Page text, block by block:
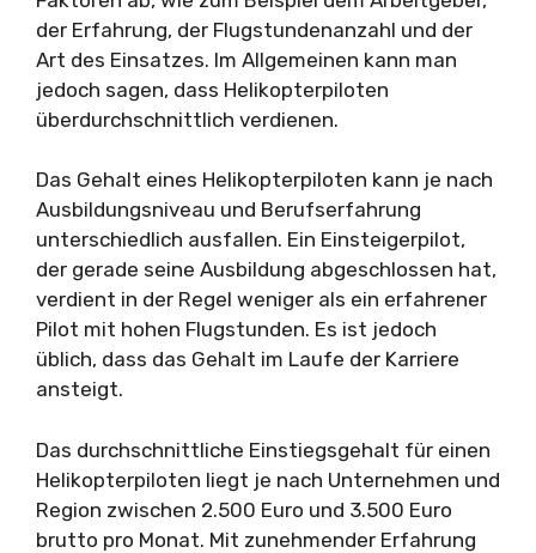
der Erfahrung, der Flugstundenanzahl und der
Art des Einsatzes. Im Allgemeinen kann man
jedoch sagen, dass Helikopterpiloten
überdurchschnittlich verdienen.
Das Gehalt eines Helikopterpiloten kann je nach
Ausbildungsniveau und Berufserfahrung
unterschiedlich ausfallen. Ein Einsteigerpilot,
der gerade seine Ausbildung abgeschlossen hat,
verdient in der Regel weniger als ein erfahrener
Pilot mit hohen Flugstunden. Es ist jedoch
üblich, dass das Gehalt im Laufe der Karriere
ansteigt.
Das durchschnittliche Einstiegsgehalt für einen
Helikopterpiloten liegt je nach Unternehmen und
Region zwischen 2.500 Euro und 3.500 Euro
brutto pro Monat. Mit zunehmender Erfahrung